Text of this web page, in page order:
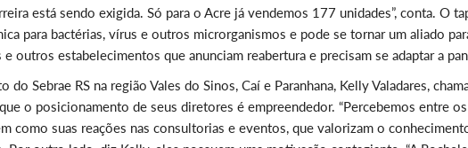
está sendo exigida. Só para o Acre já vendemos 177 unidades”, conta. O
para bactérias, vírus e outros microrganismos e pode se tornar um aliado
outros estabelecimentos que anunciam reabertura e precisam se adaptar a
do Sebrae RS na região Vales do Sinos, Caí e Paranhana, Kelly Valadares,
o posicionamento de seus diretores é empreendedor. “Percebemos entre
como suas reações nas consultorias e eventos, que valorizam o